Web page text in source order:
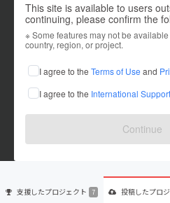
This site is available to users
continuing, please confirm the
※ Some features may not be
country, region, or project.
I agree to the Terms of Use and
I agree to the International
Continue
これまでに7回支援して1件のプロジ
在住国：日本 現在地：長崎県
出身国：日本 出身地：長崎県
長崎県佐世保市にて「カプセルホテル
支援したプロジェクト 7 投稿したプロ